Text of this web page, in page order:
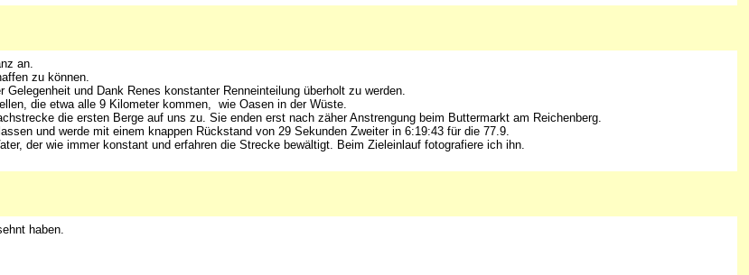
an.
zu können.
und Dank Renes konstanter Renneinteilung überholt zu werden.
die etwa alle 9 Kilometer kommen, wie Oasen in der Wüste.
die ersten Berge auf uns zu. Sie enden erst nach zäher Anstrengung beim Buttermarkt am Reichenberg.
und werde mit einem knappen Rückstand von 29 Sekunden Zweiter in 6:19:43 für die 77.9.
der wie immer konstant und erfahren die Strecke bewältigt. Beim Zieleinlauf fotografiere ich ihn.
haben.